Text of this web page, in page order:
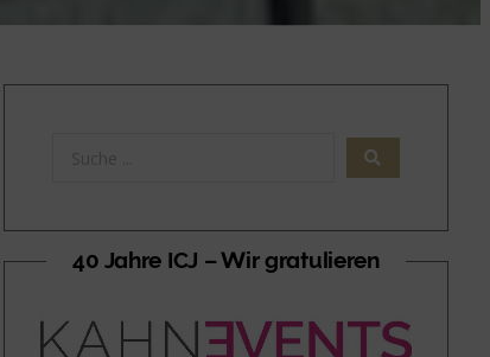
40 Jahre ICJ – Wir gratulieren